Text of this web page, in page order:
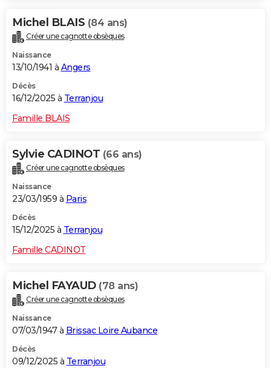
Michel BLAIS (84 ans)
Créer une cagnotte obsèques
Naissance
13/10/1941 à Angers
Décès
16/12/2025 à Terranjou
Famille BLAIS
Sylvie CADINOT (66 ans)
Créer une cagnotte obsèques
Naissance
23/03/1959 à Paris
Décès
15/12/2025 à Terranjou
Famille CADINOT
Michel FAYAUD (78 ans)
Créer une cagnotte obsèques
Naissance
07/03/1947 à Brissac Loire Aubance
Décès
09/12/2025 à Terranjou